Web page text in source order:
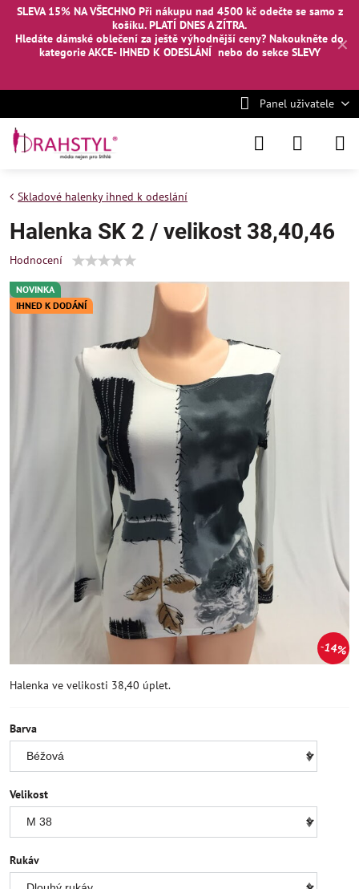
✕
SLEVA 15% NA VŠECHNO Při nákupu nad 4500 kč odečte se samo z
košíku. PLATÍ DNES A ZÍTRA.
Hledáte dámské oblečení za ještě výhodnější ceny? Nakoukněte do
kategorie AKCE- IHNED K ODESLÁNÍ nebo do sekce SLEVY
Panel uživatele
NOVINKA
IHNED K DODÁNÍ
14%
Skladové halenky ihned k odeslání
Halenka SK 2 / velikost 38,40,46
Hodnocení
Halenka ve velikosti 38,40 úplet.
Barva
Velikost
Rukáv